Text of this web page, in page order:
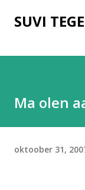
SUVI
Ma olen
oktoober 31,